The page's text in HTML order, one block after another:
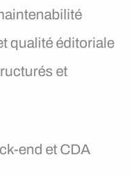
qualité éditoriale
et
end et CDA